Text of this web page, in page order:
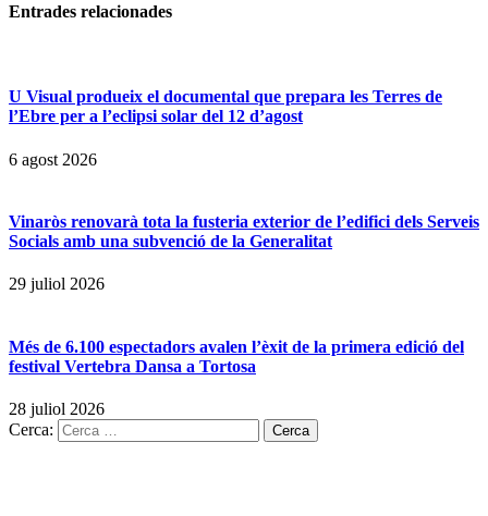
Entrades relacionades
U Visual produeix el documental que prepara les Terres de
l’Ebre per a l’eclipsi solar del 12 d’agost
6 agost 2026
Vinaròs renovarà tota la fusteria exterior de l’edifici dels Serveis
Socials amb una subvenció de la Generalitat
29 juliol 2026
Més de 6.100 espectadors avalen l’èxit de la primera edició del
festival Vertebra Dansa a Tortosa
28 juliol 2026
Cerca: